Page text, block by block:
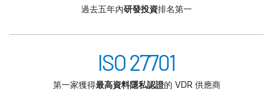
過去五年內研發投資排名第一
ISO 27701
第一家獲得最高資料隱私認證的 VDR 供應商